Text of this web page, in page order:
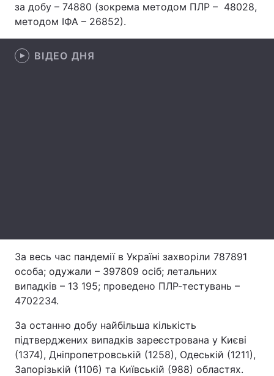
Зброя Інциденти
Здоров'я Туризм
Цікавинки
Послуги
за добу – 74880 (зокрема методом ПЛР – 48028,
методом ІФА – 26852).
ВІДЕО ДНЯ
За весь час пандемії в Україні захворіли 787891
особа; одужали – 397809 осіб; летальних
випадків – 13 195; проведено ПЛР-тестувань –
4702234.
За останню добу найбільша кількість
підтверджених випадків зареєстрована у Києві
(1374), Дніпропетровській (1258), Одеській (1211),
Запорізькій (1106) та Київській (988) областях.